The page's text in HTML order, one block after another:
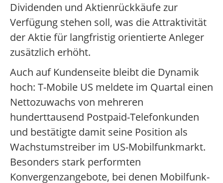
Dividenden und Aktienrückkäufe zur
Verfügung stehen soll, was die Attraktivität
der Aktie für langfristig orientierte Anleger
zusätzlich erhöht.
Auch auf Kundenseite bleibt die Dynamik
hoch: T-Mobile US meldete im Quartal einen
Nettozuwachs von mehreren
hunderttausend Postpaid-Telefonkunden
und bestätigte damit seine Position als
Wachstumstreiber im US-Mobilfunkmarkt.
Besonders stark performten
Konvergenzangebote, bei denen Mobilfunk-